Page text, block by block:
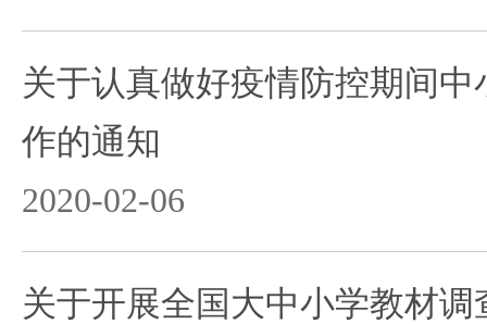
关于认真做好疫情防控期间
作的通知
2020-02-06
关于开展全国大中小学教材